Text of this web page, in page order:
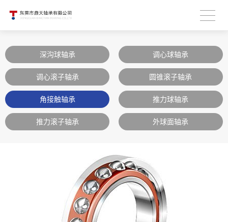
深沟球轴承 调心球轴承
调心滚子轴承 圆锥滚子轴承
角接触轴承 推力球轴承
推力滚子轴承 外球面轴承